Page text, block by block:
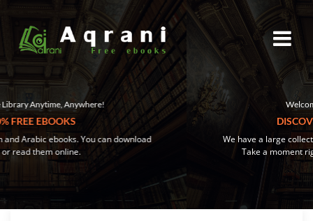
Welcome to your digital library!
DISCOVER OUR COLLECTION
We have a large collection of ebooks waiting to be discovered.
Take a moment right now and find a book you'll love!